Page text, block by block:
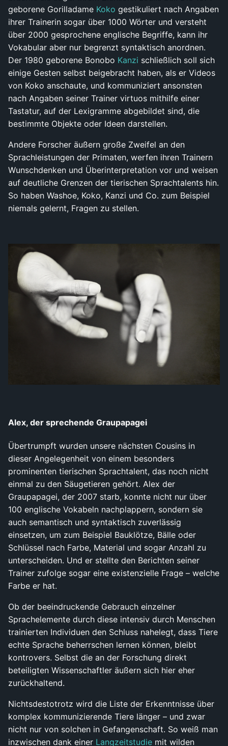
geborene Gorilladame Koko gestikuliert nach Angaben
ihrer Trainerin sogar über 1000 Wörter und versteht
über 2000 gesprochene englische Begriffe, kann ihr
Vokabular aber nur begrenzt syntaktisch anordnen.
Der 1980 geborene Bonobo Kanzi schließlich soll sich
einige Gesten selbst beigebracht haben, als er Videos
von Koko anschaute, und kommuniziert ansonsten
nach Angaben seiner Trainer virtuos mithilfe einer
Tastatur, auf der Lexigramme abgebildet sind, die
bestimmte Objekte oder Ideen darstellen.
Andere Forscher äußern große Zweifel an den
Sprachleistungen der Primaten, werfen ihren Trainern
Wunschdenken und Überinterpretation vor und weisen
auf deutliche Grenzen der tierischen Sprachtalents hin.
So haben Washoe, Koko, Kanzi und Co. zum Beispiel
niemals gelernt, Fragen zu stellen.
Alex, der sprechende Graupapagei
Übertrumpft wurden unsere nächsten Cousins in
dieser Angelegenheit von einem besonders
prominenten tierischen Sprachtalent, das noch nicht
einmal zu den Säugetieren gehört. Alex der
Graupapagei, der 2007 starb, konnte nicht nur über
100 englische Vokabeln nachplappern, sondern sie
auch semantisch und syntaktisch zuverlässig
einsetzen, um zum Beispiel Bauklötze, Bälle oder
Schlüssel nach Farbe, Material und sogar Anzahl zu
unterscheiden. Und er stellte den Berichten seiner
Trainer zufolge sogar eine existenzielle Frage – welche
Farbe er hat.
Ob der beeindruckende Gebrauch einzelner
Sprachelemente durch diese intensiv durch Menschen
trainierten Individuen den Schluss nahelegt, dass Tiere
echte Sprache beherrschen lernen können, bleibt
kontrovers. Selbst die an der Forschung direkt
beteiligten Wissenschaftler äußern sich hier eher
zurückhaltend.
Nichtsdestotrotz wird die Liste der Erkenntnisse über
komplex kommunizierende Tiere länger – und zwar
nicht nur von solchen in Gefangenschaft. So weiß man
inzwischen dank einer Langzeitstudie mit wilden